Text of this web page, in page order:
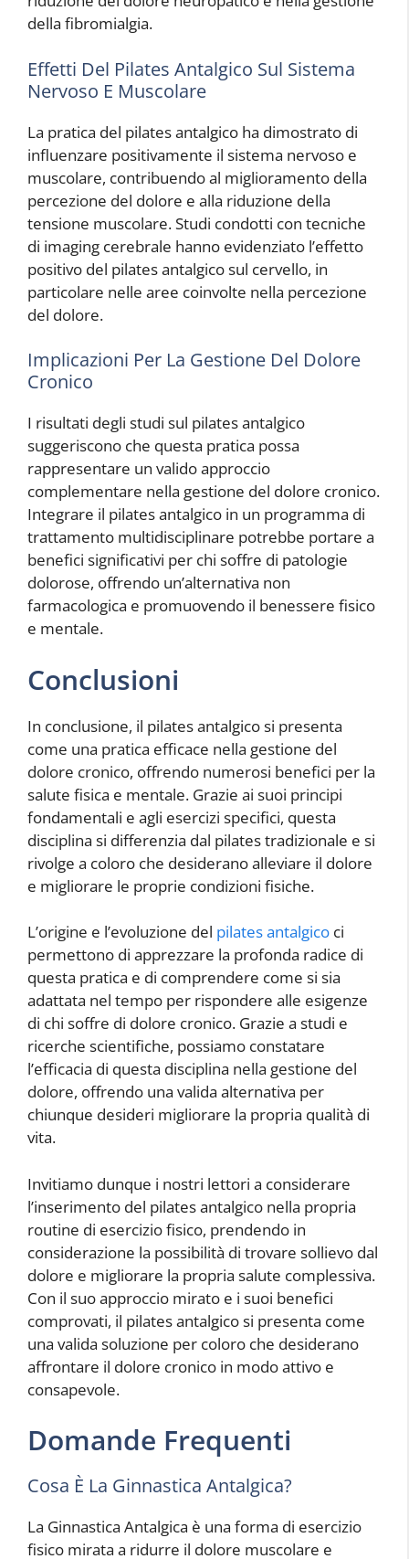
della fibromialgia.
Effetti Del Pilates Antalgico Sul Sistema
Nervoso E Muscolare
La pratica del pilates antalgico ha dimostrato di
influenzare positivamente il sistema nervoso e
muscolare, contribuendo al miglioramento della
percezione del dolore e alla riduzione della
tensione muscolare. Studi condotti con tecniche
di imaging cerebrale hanno evidenziato l’effetto
positivo del pilates antalgico sul cervello, in
particolare nelle aree coinvolte nella percezione
del dolore.
Implicazioni Per La Gestione Del Dolore
Cronico
I risultati degli studi sul pilates antalgico
suggeriscono che questa pratica possa
rappresentare un valido approccio
complementare nella gestione del dolore cronico.
Integrare il pilates antalgico in un programma di
trattamento multidisciplinare potrebbe portare a
benefici significativi per chi soffre di patologie
dolorose, offrendo un’alternativa non
farmacologica e promuovendo il benessere fisico
e mentale.
Conclusioni
In conclusione, il pilates antalgico si presenta
come una pratica efficace nella gestione del
dolore cronico, offrendo numerosi benefici per la
salute fisica e mentale. Grazie ai suoi principi
fondamentali e agli esercizi specifici, questa
disciplina si differenzia dal pilates tradizionale e si
rivolge a coloro che desiderano alleviare il dolore
e migliorare le proprie condizioni fisiche.
L’origine e l’evoluzione del pilates antalgico ci
permettono di apprezzare la profonda radice di
questa pratica e di comprendere come si sia
adattata nel tempo per rispondere alle esigenze
di chi soffre di dolore cronico. Grazie a studi e
ricerche scientifiche, possiamo constatare
l’efficacia di questa disciplina nella gestione del
dolore, offrendo una valida alternativa per
chiunque desideri migliorare la propria qualità di
vita.
Invitiamo dunque i nostri lettori a considerare
l’inserimento del pilates antalgico nella propria
routine di esercizio fisico, prendendo in
considerazione la possibilità di trovare sollievo dal
dolore e migliorare la propria salute complessiva.
Con il suo approccio mirato e i suoi benefici
comprovati, il pilates antalgico si presenta come
una valida soluzione per coloro che desiderano
affrontare il dolore cronico in modo attivo e
consapevole.
Domande Frequenti
Cosa È La Ginnastica Antalgica?
La Ginnastica Antalgica è una forma di esercizio
fisico mirata a ridurre il dolore muscolare e